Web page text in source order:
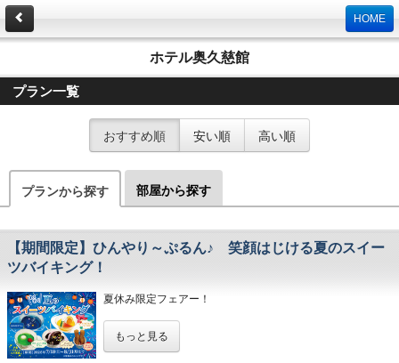
HOME
ホテル奥久慈館
プラン一覧
おすすめ順 安い順 高い順
プランから探す 部屋から探す
【期間限定】ひんやり～ぷるん♪ 笑顔はじける夏のスイー
ツバイキング！
夏休み限定フェアー！
します‼
お子様から大人までみんな大好きなスイーツが登場！
もっと見る